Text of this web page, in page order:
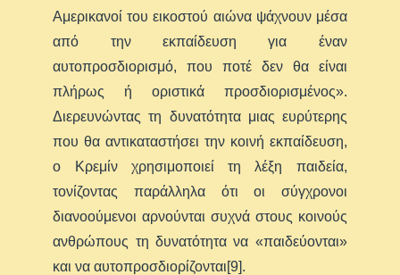
Αμερικανοί του εικοστού αιώνα ψάχνουν μέσα
από την εκπαίδευση για έναν
αυτοπροσδιορισμό, που ποτέ δεν θα είναι
πλήρως ή οριστικά προσδιορισμένος».
Διερευνώντας τη δυνατότητα μιας ευρύτερης
που θα αντικαταστήσει την κοινή εκπαίδευση,
ο Κρεμίν χρησιμοποιεί τη λέξη παιδεία,
τονίζοντας παράλληλα ότι οι σύγχρονοι
διανοούμενοι αρνούνται συχνά στους κοινούς
ανθρώπους τη δυνατότητα να «παιδεύονται»
και να αυτοπροσδιορίζονται[9].